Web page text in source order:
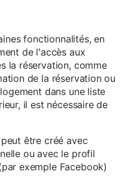
fonctionnalités, en
de l'accès aux
la réservation, comme
de la réservation ou
dans une liste
il est nécessaire de
être créé avec
ou avec le profil
exemple Facebook)